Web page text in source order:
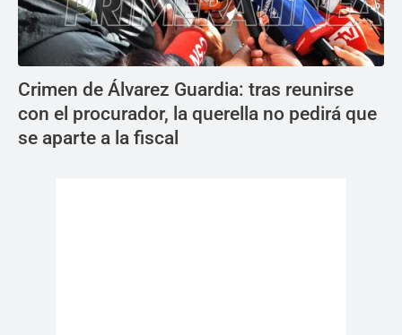
Crimen de Álvarez Guardia: tras reunirse
con el procurador, la querella no pedirá que
se aparte a la fiscal